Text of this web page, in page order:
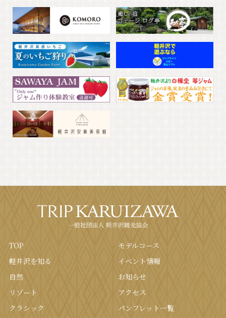
TOP
軽井沢を知る
⾃然
リゾート
クラシック
モデルコース
イベント情報
お知らせ
アクセス
パンフレット⼀覧